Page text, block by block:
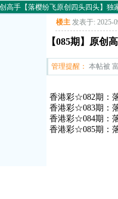
高手【落樱纷飞原创四头四头】独
楼主 发表于: 2025-
【085期】原创
管理提醒： 本帖被
香港彩☆082期：
香港彩☆083期：
香港彩☆084期：
香港彩☆085期：